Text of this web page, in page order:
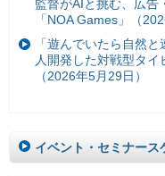
監督がAIと挑む、広告
「NOA Games」（
「遊んでいたら自然
人開発した対戦型タイ
（2026年5月29日）
イベント・セミナース